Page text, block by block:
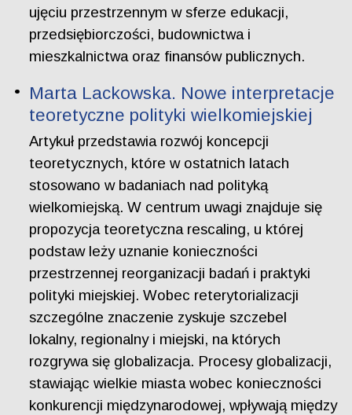
ujęciu przestrzennym w sferze edukacji,
przedsiębiorczości, budownictwa i
mieszkalnictwa oraz finansów publicznych.
Marta Lackowska. Nowe interpretacje
teoretyczne polityki wielkomiejskiej
Artykuł przedstawia rozwój koncepcji
teoretycznych, które w ostatnich latach
stosowano w badaniach nad polityką
wielkomiejską. W centrum uwagi znajduje się
propozycja teoretyczna rescaling, u której
podstaw leży uznanie konieczności
przestrzennej reorganizacji badań i praktyki
polityki miejskiej. Wobec reterytorializacji
szczególne znaczenie zyskuje szczebel
lokalny, regionalny i miejski, na których
rozgrywa się globalizacja. Procesy globalizacji,
stawiając wielkie miasta wobec konieczności
konkurencji międzynarodowej, wpływają między